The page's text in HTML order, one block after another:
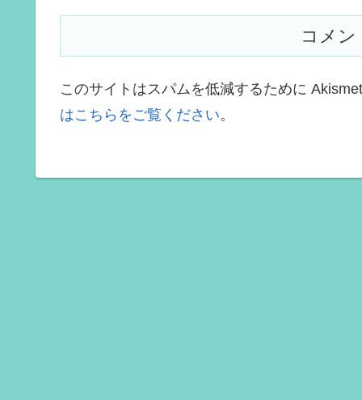
コメン
このサイトはスパムを低減するために
はこちらをご覧ください。